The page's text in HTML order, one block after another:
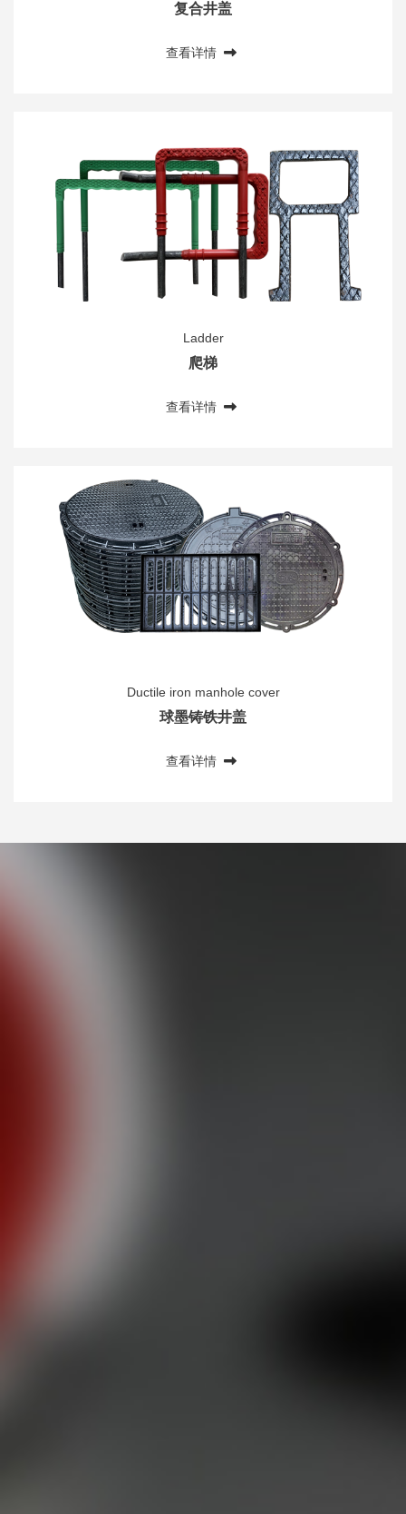
复合井盖
查看详情
Ladder
爬梯
查看详情
Ductile iron manhole cover
球墨铸铁井盖
查看详情